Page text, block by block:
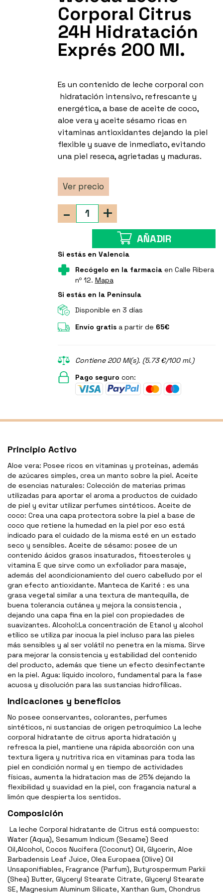
Corporal Citrus
24H Hidratación
Exprés 200 Ml.
Es un contenido de leche corporal con
hidratación intensivo, refrescante y
energética, a base de aceite de coco,
aloe vera y aceite sésamo ricas en
vitaminas antioxidantes dejando la piel
flexible y suave de inmediato, evitando
una piel reseca, agrietadas y maduras.
Ver precio
+
-
AÑADIR
Si estás en Valencia
Recógelo en la farmaciaen Calle Ribera
nº 12. Mapa
Si estás en la Península
Disponible en 3 días
Envío gratisa partir de 65€
Contiene 200 Ml(s). (5.73 €/100 ml.)
Pago seguro con:
Principio Activo
Aloe vera: Posee ricos en vitaminas y proteínas, además
de azúcares simples, crea un manto sobre la piel. Aceite
de esencias naturales: Colección de materias primas
utilizadas para aportar el aroma a productos de cuidado
de piel y evitar utilizar perfumes sintéticos. Aceite de
coco: Crea una capa protectora sobre la piel a base de
coco que retiene la humedad en la piel por eso está
indicado para el cuidado de la misma esté en un estado
seco y sensibles. Aceite de sésamo: posee de un
contenido ácidos grasos insaturados, fitoesteroles y
vitamina E que sirve como un exfoliador para masaje,
además del acondicionamiento del cuero cabelludo por el
gran efecto antioxidante. Manteca de Karité : es una
grasa vegetal similar a una textura de mantequilla, de
buena tolerancia cutánea y mejora la consistencia ,
dejando una capa fina en la piel con propiedades de
suavizantes. Alcohol:La concentración de Etanol y alcohol
etílico se utiliza par inocua la piel incluso para las pieles
más sensibles y al ser volátil no penetra en la misma. Sirve
para mejorar la consistencia y estabilidad del contenido
del producto, además que tiene un efecto desinfectante
en la piel. Agua: líquido incoloro, fundamental para la fase
acuosa y disolución para las sustancias hidrofílicas.
Indicaciones y beneficios
No posee conservantes, colorantes, perfumes
sintéticos, ni sustancias de origen petroquímico La leche
corporal hidratante de citrus aporta hidratación y
refresca la piel, mantiene una rápida absorción con una
textura ligera y nutritiva rica en vitaminas para toda las
piel en condición normal y en tiempo de actividades
físicas, aumenta la hidratacion mas de 25% dejando la
flexibilidad y suavidad en la piel, con fragancia natural a
limón que despierta los sentidos.
Composición
La leche Corporal hidratante de Citrus está compuesto:
Water (Aqua), Sesamum Indicum (Sesame) Seed
Oil,Alcohol, Cocos Nucifera (Coconut) Oil, Glycerin, Aloe
Barbadensis Leaf Juice, Olea Europaea (Olive) Oil
Unsaponifiables, Fragrance (Parfum), Butyrospermum Parkii
(Shea) Butter, Glyceryl Stearate Citrate, Glyceryl Stearate
SE, Magnesium Aluminum Silicate, Xanthan Gum, Chondrus